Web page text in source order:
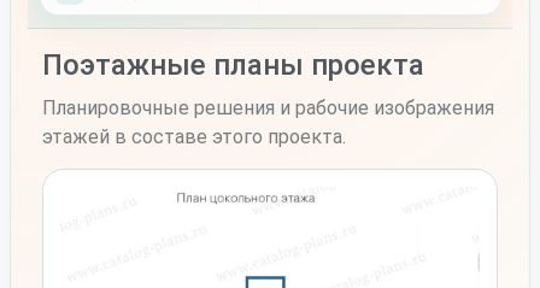
Поэтажные планы проекта
Планировочные решения и рабочие изображения
этажей в составе этого проекта.